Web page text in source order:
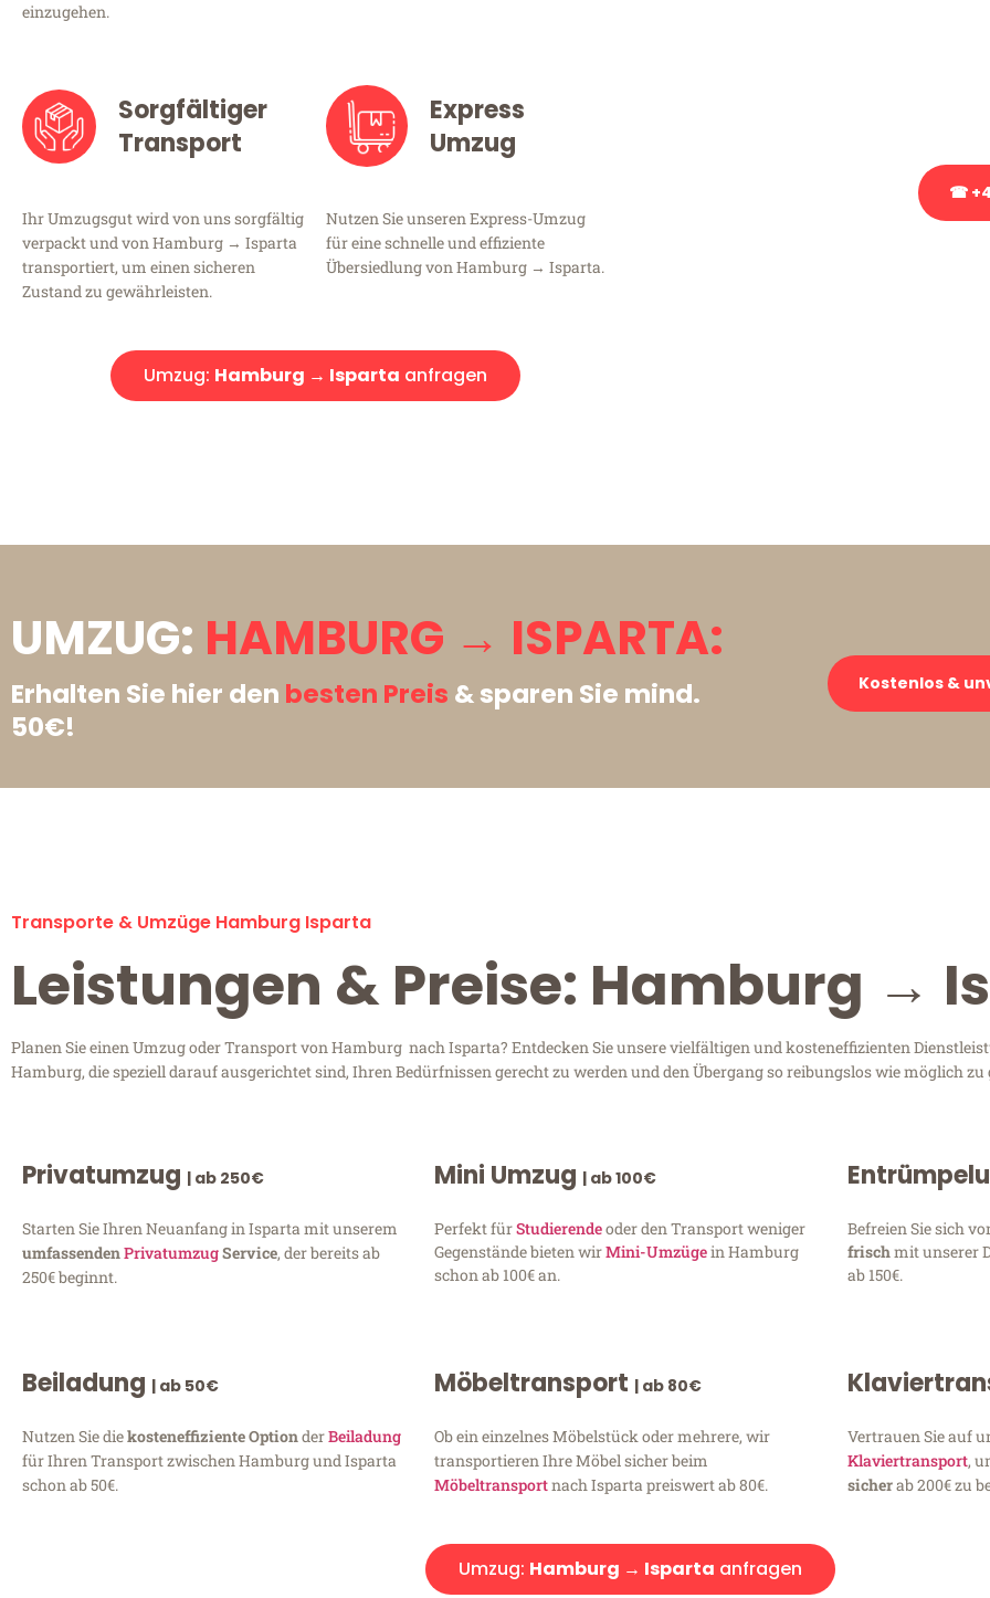
einzugehen.
Sorgfältiger
Transport
Ihr Umzugsgut wird von uns sorgfältig
verpackt und von Hamburg → Isparta
transportiert, um einen sicheren
Zustand zu gewährleisten.
Express
Umzug
Nutzen Sie unseren Express-Umzug
für eine schnelle und effiziente
Übersiedlung von Hamburg → Isparta.
Umzug: Hamburg → Isparta anfragen
☎
UMZUG: HAMBURG → ISPARTA:
Erhalten Sie hier den besten Preis & sparen Sie mind.
50€!
Kostenlos &
Transporte & Umzüge Hamburg Isparta
Leistungen & Preise: Hamburg →
Planen Sie einen Umzug oder Transport von Hamburg nach Isparta? Entdecken Sie unsere vielfältigen und kosteneffizienten
Hamburg, die speziell darauf ausgerichtet sind, Ihren Bedürfnissen gerecht zu werden und den Übergang so reibungslos wie möglich zu
Privatumzug | ab 250€
Starten Sie Ihren Neuanfang in Isparta mit unserem
umfassendenPrivatumzugService, der bereits ab
250€ beginnt.
Mini Umzug | ab 100€
Perfekt fürStudierendeoder den Transport weniger
Gegenstände bieten wirMini-Umzügein Hamburg
schon ab 100€ an.
Befreien Sie sich
frischmit unserer
ab 150€.
Beiladung | ab 50€
Nutzen Sie diekosteneffiziente OptionderBeiladung
für Ihren Transport zwischen Hamburg und Isparta
schon ab 50€.
Möbeltransport | ab 80€
Ob ein einzelnes Möbelstück oder mehrere, wir
transportieren Ihre Möbel sicher beim
Möbeltransportnach Isparta preiswert ab 80€.
Vertrauen Sie auf
Klaviertransport,
sicherab 200€ zu
Umzug: Hamburg → Isparta anfragen